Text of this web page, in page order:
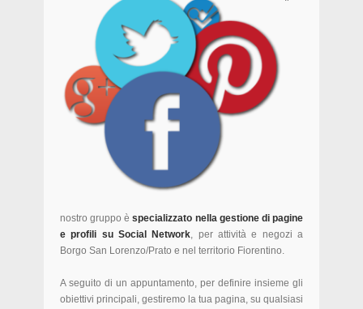
nostro gruppo è specializzato nella gestione di pagine
e profili su Social Network, per attività e negozi a
Borgo San Lorenzo/Prato e nel territorio Fiorentino.
A seguito di un appuntamento, per definire insieme gli
obiettivi principali, gestiremo la tua pagina, su qualsiasi